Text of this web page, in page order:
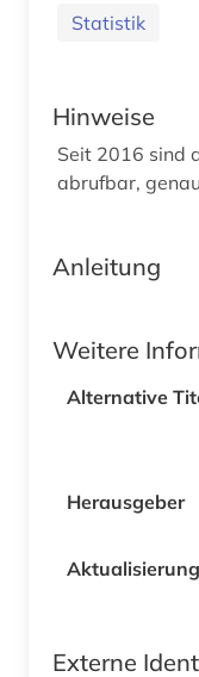
Statistik
Hinweise
Seit 2016 sind
abrufbar,
Anleitung
Weitere
Alternative
Herausgeber
Aktualisierung
Externe